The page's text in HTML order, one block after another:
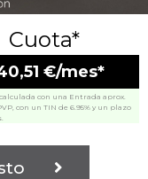
Cuota*
€/mes*
con una Entrada aprox.
con un TIN de 6.95% y un plazo